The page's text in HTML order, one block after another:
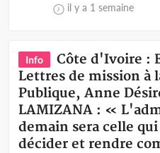
il y a 1 semaine
Info
Côte d'Ivoire :
Lettres de mission à
Publique, Anne
LAMIZANA : «
demain sera celle
décider et rendre